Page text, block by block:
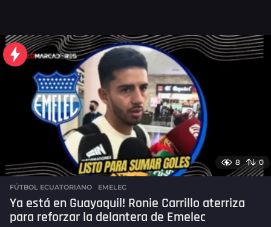
8 0
FÚTBOL ECUATORIANO ,EMELEC
Ya está en Guayaquil! Ronie Carrillo aterriza
para reforzar la delantera de Emelec